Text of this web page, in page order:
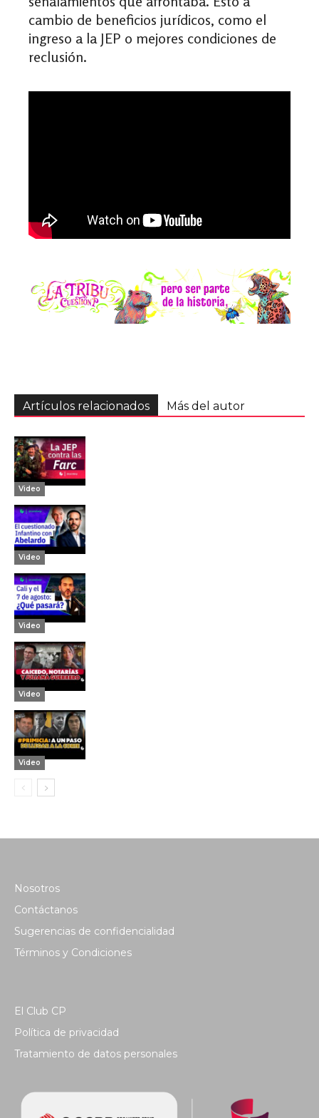
cambio de beneficios jurídicos, como el
ingreso a la JEP o mejores condiciones de
reclusión.
Artículos relacionados Más del autor
Video
Video
Video
Video
Video
Nosotros
Contáctanos
Sugerencias de confidencialidad
Términos y Condiciones
El Club CP
Política de privacidad
Tratamiento de datos personales